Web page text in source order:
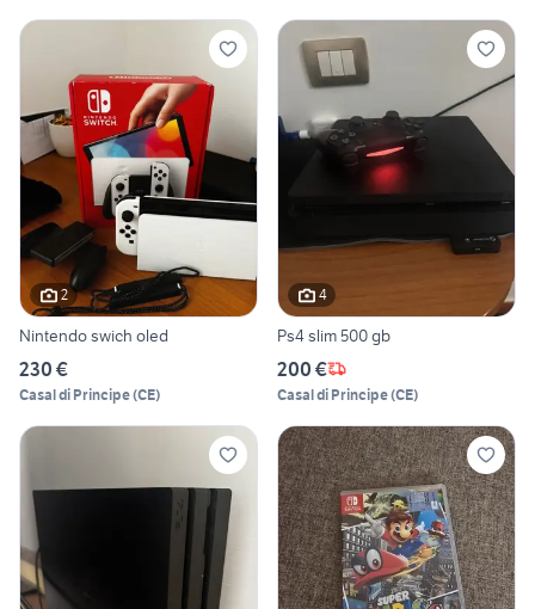
2
Nintendo swich oled
230 €
Casal di Principe(CE)
4
Ps4 slim 500 gb
200 €
Casal di Principe(CE)